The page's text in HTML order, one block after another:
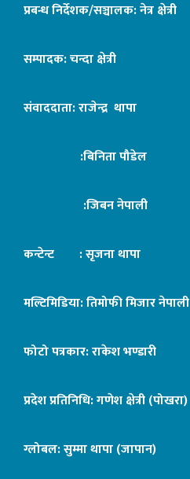
प्रबन्ध निर्देशक/सञ्चालक: नेत्र क्षेत्री
सम्पादक: चन्दा क्षेत्री
संवाददाता: राजेन्द्र थापा
:बिनिता पौडेल
:जिबन नेपाली
कन्टेन्ट : सृजना थापा
मल्टिमिडिया: तिमोफी मिजार नेपाली
फोटो पत्रकार: राकेश भण्डारी
प्रदेश प्रतिनिधि: गणेश क्षेत्री (पोखरा)
ग्लोबल: सुम्मा थापा (जापान)